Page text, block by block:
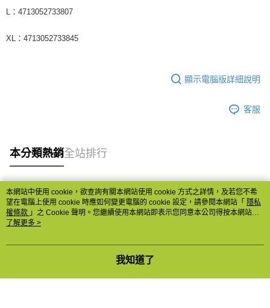
L：4713052733807
XL：4713052733845
顯示電腦版詳細說明
客服
本分類熱銷全站排行
熱門標籤
本網站中使用 cookie，欲查詢有關本網站使用 cookie 方式之詳情，及若您不希
望在電腦上使用 cookie 時應如何變更電腦的 cookie 設定，請參閱本網站「 隱私
權條款 」之 Cookie 聲明。您繼續使用本網站即表示您同意本公司得按本網站使
用條款之 Cookie 聲明使用 cookie。
了解更多 >
我知道了